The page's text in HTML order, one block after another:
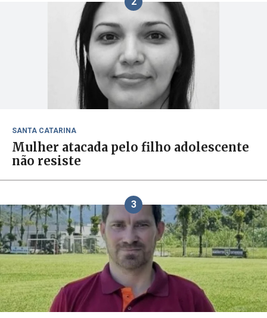
SANTA CATARINA
Mulher atacada pelo filho adolescente
não resiste
3